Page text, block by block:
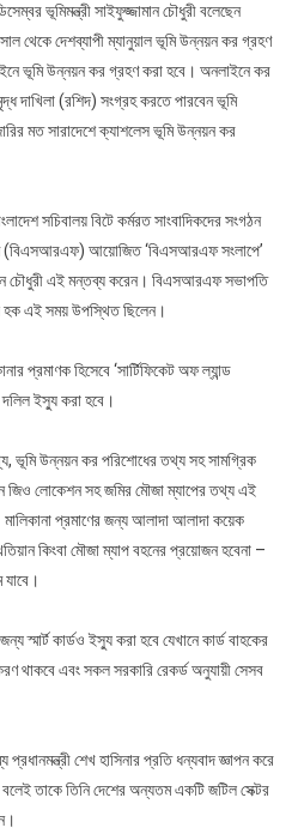
মালিকদের
স্মার্ট
করা
হবে,
জমির
দলিলই
যথেষ্ট
হবে
ভূমিমন্ত্রী সাইফুজ্জামান চৌধুরী বলেছেন
থেকে দেশব্যাপী ম্যানুয়াল ভূমি উন্নয়ন কর গ্রহণ
ভূমি উন্নয়ন কর গ্রহণ করা হবে। অনলাইনে কর
(রশিদ) সংগ্রহ করতে পারবেন ভূমি
মত সারাদেশে ক্যাশলেস ভূমি উন্নয়ন কর
সচিবালয় বিটে কর্মরত সাংবাদিকদের সংগঠন
(বিএসআরএফ) আয়োজিত ‘বিএসআরএফ সংলাপে’
চৌধুরী এই মন্তব্য করেন। বিএসআরএফ সভাপতি
হক এই সময় উপস্থিত ছিলেন।
প্রমাণক হিসেবে ‘সার্টিফিকেট অফ ল্যান্ড
ইস্যু করা হবে।
ভূমি উন্নয়ন কর পরিশোধের তথ্য সহ সামগ্রিক
জিও লোকেশন সহ জমির মৌজা ম্যাপের তথ্য এই
মালিকানা প্রমাণের জন্য আলাদা আলাদা কয়েক
কিংবা মৌজা ম্যাপ বহনের প্রয়োজন হবেনা –
যাবে।
স্মার্ট কার্ডও ইস্যু করা হবে যেখানে কার্ড বাহকের
থাকবে এবং সকল সরকারি রেকর্ড অনুযায়ী সেসব
শেখ হাসিনার প্রতি ধন্যবাদ জ্ঞাপন করে
তাকে তিনি দেশের অন্যতম একটি জটিল সেক্টর